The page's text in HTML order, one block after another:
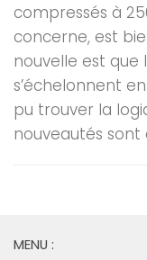
compressés à
concerne, est
nouvelle est que
s’échelonnent
pu trouver la
nouveautés sont
MENU :